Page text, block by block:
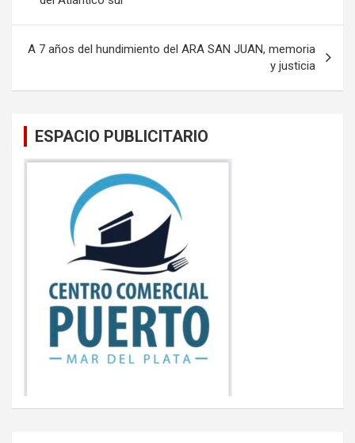
o
k
p
p
entradas
A 7 años del hundimiento del ARA SAN JUAN, memoria
y justicia
ESPACIO PUBLICITARIO